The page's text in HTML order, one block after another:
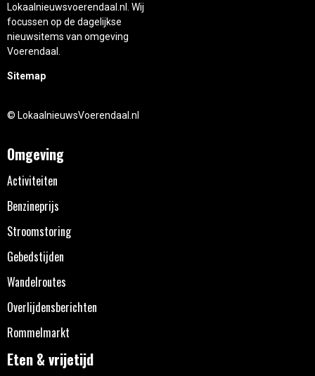
Lokaalnieuwsvoerendaal.nl. Wij
focussen op de dagelijkse
nieuwsitems van omgeving
Voerendaal.
Sitemap
© LokaalnieuwsVoerendaal.nl
Omgeving
Activiteiten
Benzineprijs
Stroomstoring
Gebedstijden
Wandelroutes
Overlijdensberichten
Rommelmarkt
Eten & vrijetijd